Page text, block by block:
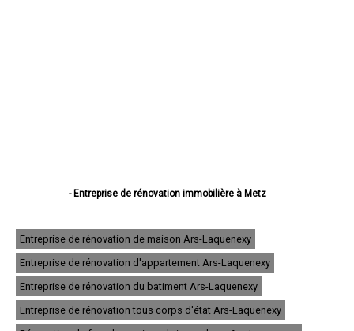
- Entreprise de rénovation immobilière à Metz
- Entreprise de rénovation immobilière à Sarreguemines
- Entreprise de rénovation immobilière à Forbach
- Entreprise de rénovation immobilière à Saint-Avold
- Entreprise de rénovation immobilière à Yutz
- Entreprise de rénovation immobilière à Hayange
- Entreprise de rénovation immobilière à Creutzwald
- Entreprise de rénovation immobilière à Freyming-Merlebach
Entreprise de rénovation de maison Ars-Laquenexy
Entreprise de rénovation d'appartement Ars-Laquenexy
Entreprise de rénovation du batiment Ars-Laquenexy
Entreprise de rénovation tous corps d'état Ars-Laquenexy